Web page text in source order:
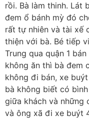
rồi. Bà làm thinh. Lát
đem ổ bánh mỳ đó
rất tự nhiên và tài xế
thiện với bà. Bé tiếp
Trung qua quận 1
không ăn thì bà đem
không đi bán, xe
bà không biết có
giữa khách và những
và ông xã đi xe buýt